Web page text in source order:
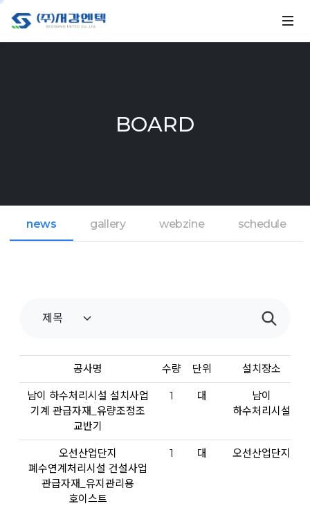
BOARD
news gallery webzine schedule
공사명 수량 단위 설치장소
남이 하수처리시설 설치사업
기계 관급자재_유량조정조
교반기
1 대
남이
하수처리시설
오선산업단지
폐수연계처리시설 건설사업
관급자재_유지관리용
호이스트
1 대 오선산업단지